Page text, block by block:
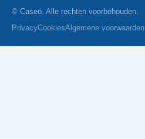
© Caseo. Alle rechten voorbehouden.
PrivacyCookiesAlgemene voorwaarden